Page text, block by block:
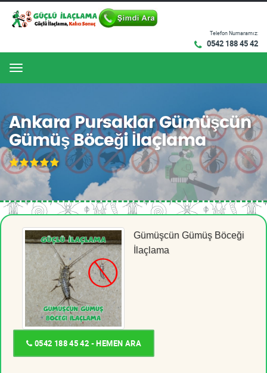
Telefon Numaramız:
0542 188 45 42
Menu
Ankara Pursaklar Gümüşcün
Gümüş Böceği İlaçlama
Gümüşcün Gümüş Böceği
İlaçlama
0542 188 45 42 - HEMEN ARA